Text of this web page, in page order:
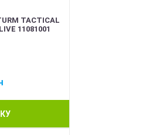
TACTICAL
11081001